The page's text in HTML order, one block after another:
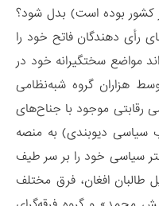
کشور بوده است) بدل شود؟
رأی دهندگان فاتح خود را
مواضع سختگیرانه خود در
هزاران گروه‌ شبه‌نظامی
موجود با جناح‌های
دیوبندی) به منصه
سیاسی خود را بر سر طیف
طالبان افغان، فرق مختلف